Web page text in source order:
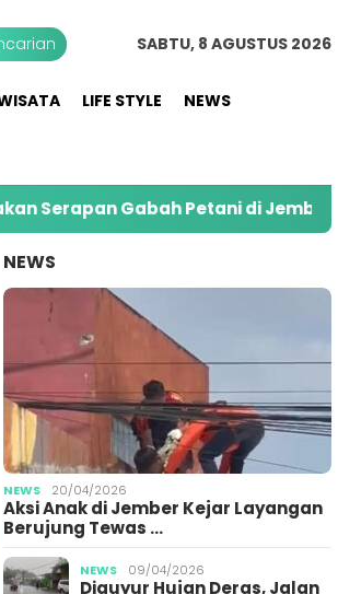
SABTU, 8 AGUSTUS 2026
LIFE STYLE NEWS
Petani di Jember
NEWS
NEWS 20/04/2026
Aksi Anak di Jember Kejar Layangan
Berujung Tewas …
NEWS 09/04/2026
Diguyur Hujan Deras, Jalan